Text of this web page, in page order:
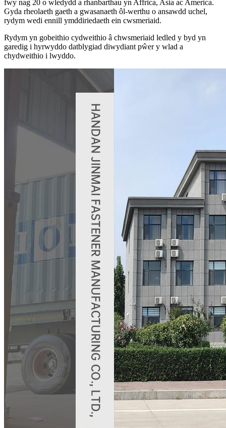
fwy nag 20 o wledydd a rhanbarthau yn Affrica, Asia ac America.
Gyda rheolaeth gaeth a gwasanaeth ôl-werthu o ansawdd uchel,
rydym wedi ennill ymddiriedaeth ein cwsmeriaid.
Rydym yn gobeithio cydweithio â chwsmeriaid ledled y byd yn
garedig i hyrwyddo datblygiad diwydiant pŵer y wlad a
chydweithio i lwyddo.